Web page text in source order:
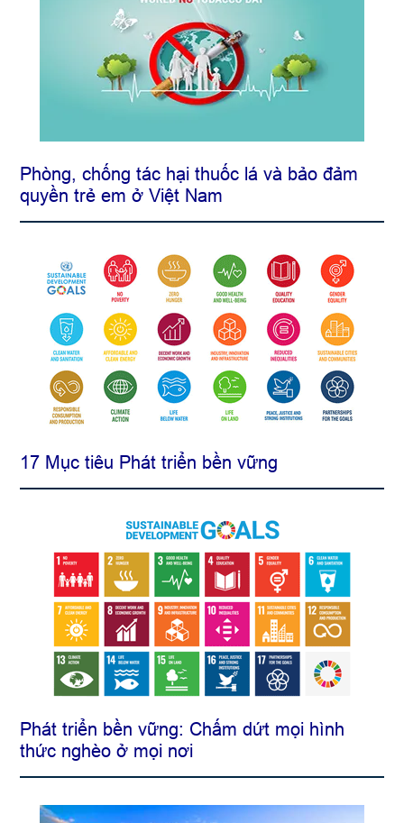
Phòng, chống tác hại thuốc lá và bảo đảm
quyền trẻ em ở Việt Nam
17 Mục tiêu Phát triển bền vững
Phát triển bền vững: Chấm dứt mọi hình
thức nghèo ở mọi nơi